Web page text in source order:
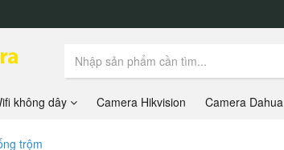
không dây Camera Hikvision Camera Dahua
trộm